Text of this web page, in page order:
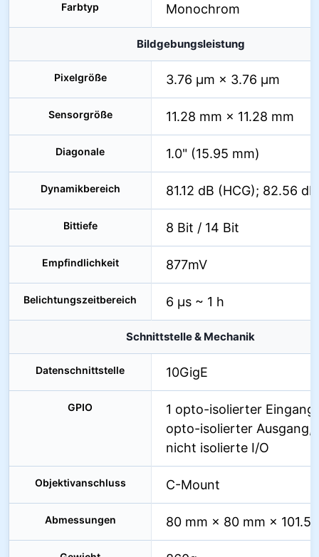
Farbtyp Monochrom
Bildgebungsleistung
Pixelgröße 3.76 µm × 3.76 µm
Sensorgröße 11.28 mm × 11.28 mm
Diagonale 1.0" (15.95 mm)
Dynamikbereich 81.12 dB (HCG); 82.56
Bittiefe 8 Bit / 14 Bit
Empfindlichkeit 877mV
Belichtungszeitbereich 6 µs ~ 1 h
Schnittstelle & Mechanik
Datenschnittstelle 10GigE
GPIO
1 opto-isolierter Eingang,
opto-isolierter Ausgang,
nicht isolierte I/O
Objektivanschluss C-Mount
Abmessungen 80 mm × 80 mm × 101.5